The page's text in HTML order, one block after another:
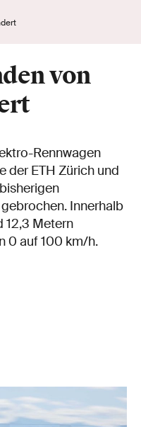
von
Rennwagen
der ETH Zürich und
Innerhalb
12,3 Metern
0 auf 100 km/h.